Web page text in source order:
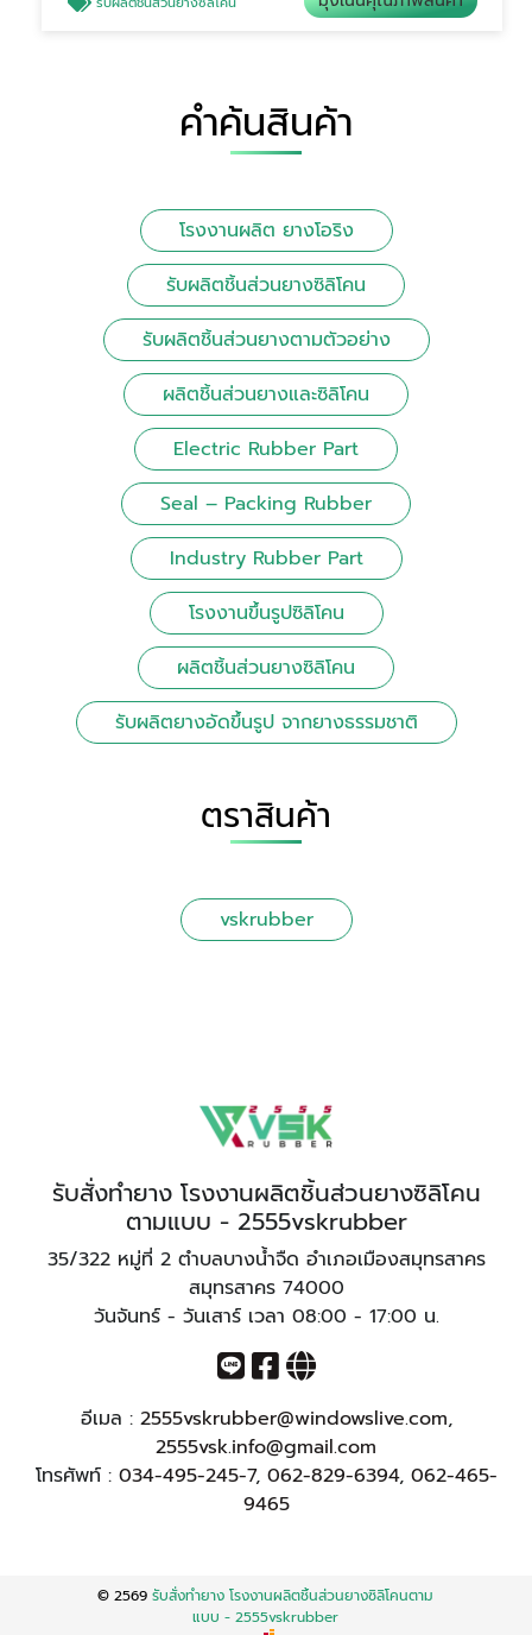
คำค้นสินค้า
โรงงานผลิต ยางโอริง
รับผลิตชิ้นส่วนยางซิลิโคน
รับผลิตชิ้นส่วนยางตามตัวอย่าง
ผลิตชิ้นส่วนยางและซิลิโคน
Electric Rubber Part
Seal – Packing Rubber
Industry Rubber Part
โรงงานขึ้นรูปซิลิโคน
ผลิตชิ้นส่วนยางซิลิโคน
รับผลิตยางอัดขึ้นรูป จากยางธรรมชาติ
ตราสินค้า
vskrubber
รับสั่งทำยาง โรงงานผลิตชิ้นส่วนยางซิลิโคน
ตามแบบ - 2555vskrubber
35/322 หมู่ที่ 2 ตำบลบางน้ำจืด อำเภอเมืองสมุทรสาคร
สมุทรสาคร 74000
วันจันทร์ - วันเสาร์ เวลา 08:00 - 17:00 น.
อีเมล : 2555vskrubber@windowslive.com,
2555vsk.info@gmail.com
โทรศัพท์ : 034-495-245-7, 062-829-6394, 062-465-
9465
© 2569รับสั่งทำยาง โรงงานผลิตชิ้นส่วนยางซิลิโคนตาม
แบบ - 2555vskrubber